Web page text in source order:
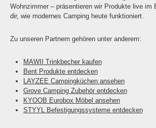
Wohnzimmer – präsentieren wir Produkte live im
dir, wie modernes Camping heute funktioniert.
Zu unseren Partnern gehören unter anderem:
MAWII Trinkbecher kaufen
Bent Produkte entdecken
LAYZEE Campingküchen ansehen
Grove Camping Zubehör entdecken
KYOOB Eurobox Möbel ansehen
STYYL Befestigungssysteme entdecken